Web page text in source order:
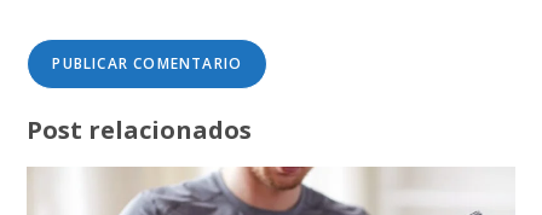
Post relacionados